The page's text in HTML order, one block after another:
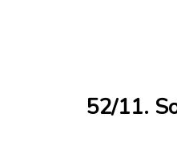
52/11.